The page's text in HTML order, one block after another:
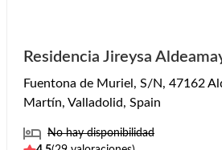
Residencia Jireysa
Fuentona de Muriel, S/N, 47162
Martín, Valladolid, Spain
No hay disponibilidad